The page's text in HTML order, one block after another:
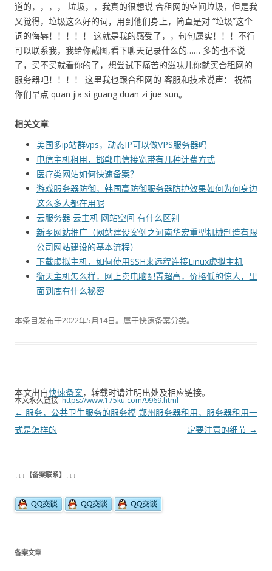
道的，，，， 垃圾，，我真的很想说 合租网的空间垃圾，但是我
又觉得，垃圾这么好的词，用到他们身上，简直是对 “垃圾”这个
词的侮辱！！！！！ 这就是我的感受了，，句句属实！！！不行
可以联系我，我给你截图,看下聊天记录什么的…… 多的也不说
了，买不买就看你的了，想尝试下痛苦的滋味儿你就买合租网的
服务器吧！！！！ 这里我也跟合租网的 客服和技术说声： 祝福
你们早点 quan jia si guang duan zi jue sun。
相关文章
美国多ip站群vps，动态IP可以做VPS服务器吗
电信主机租用，邯郸电信接宽带有几种计费方式
医疗类网站如何快速备案？
游戏服务器防御，韩国高防御服务器防护效果如何为何身边
这么多人都在用呢
云服务器 云主机 网站空间 有什么区别
新乡网站推广（网站建设案例之河南华宏重型机械制造有限
公司网站建设的基本流程）
下载虚拟主机，如何使用SSH来远程连接Linux虚拟主机
衡天主机怎么样，网上卖电脑配置超高，价格低的惊人，里
面到底有什么秘密
本条目发布于2022年5月14日。属于快速备案分类。
本文出自快速备案，转载时请注明出处及相应链接。
本文永久链接:https://www.175ku.com/9969.html
文
章
← 服务，公共卫生服务的服务模
式是怎样的
郑州服务器租用，服务器租用一
定要注意的细节 →
↓↓↓【备案联系】↓↓↓
备案文章